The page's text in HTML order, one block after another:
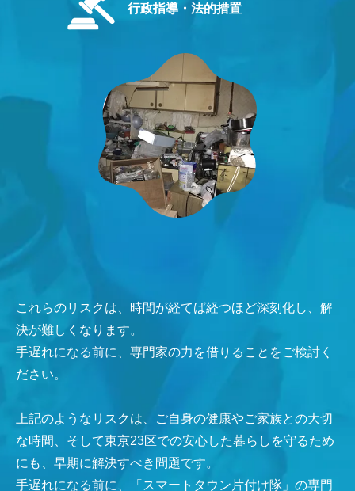
行政指導・法的措置
これらのリスクは、時間が経てば経つほど深刻化し、解
決が難しくなります。
手遅れになる前に、専門家の力を借りることをご検討く
ださい。
上記のようなリスクは、ご自身の健康やご家族との大切
な時間、そして東京23区での安心した暮らしを守るため
にも、早期に解決すべき問題です。
手遅れになる前に、「スマートタウン片付け隊」の専門